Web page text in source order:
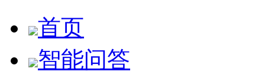
首页
智能问答